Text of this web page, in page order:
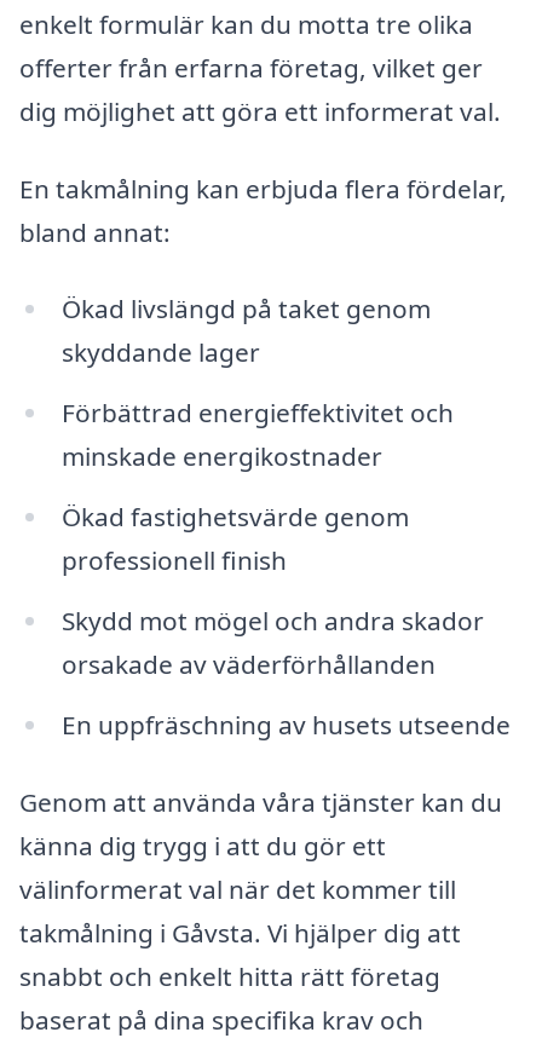
enkelt formulär kan du motta tre olika
offerter från erfarna företag, vilket ger
dig möjlighet att göra ett informerat val.
En takmålning kan erbjuda flera fördelar,
bland annat:
Ökad livslängd på taket genom
skyddande lager
Förbättrad energieffektivitet och
minskade energikostnader
Ökad fastighetsvärde genom
professionell finish
Skydd mot mögel och andra skador
orsakade av väderförhållanden
En uppfräschning av husets utseende
Genom att använda våra tjänster kan du
känna dig trygg i att du gör ett
välinformerat val när det kommer till
takmålning i Gåvsta. Vi hjälper dig att
snabbt och enkelt hitta rätt företag
baserat på dina specifika krav och